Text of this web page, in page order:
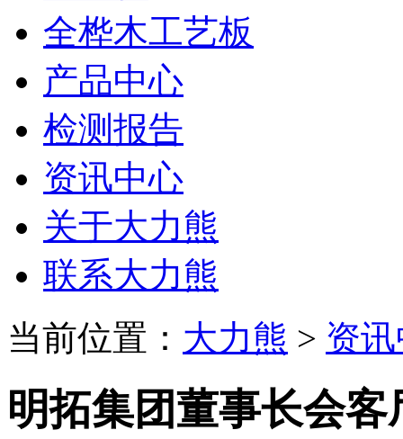
全桦木工艺板
产品中心
检测报告
资讯中心
关于大力熊
联系大力熊
当前位置： 大力熊 > 资
明拓集团董事长会